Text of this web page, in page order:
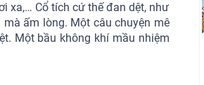
xa,… Cổ tích cứ thế đan dệt, như
ấm lòng. Một câu chuyện mê
Một bầu không khí mầu nhiệm